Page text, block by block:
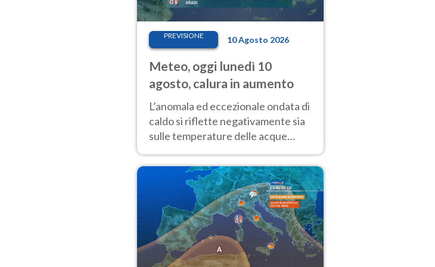
PREVISIONE 10 Agosto 2026
Meteo, oggi lunedì 10
agosto, calura in aumento
L’anomala ed eccezionale ondata di
caldo si riflette negativamente sia
sulle temperature delle acque
condizione critica dei ghiacciai